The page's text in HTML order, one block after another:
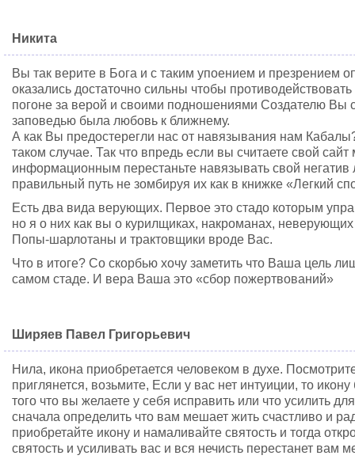
Никита
Вы так верите в Бога и с таким упоением и презрением
оказались достаточно сильны чтобы
погоне за верой и своими подношениями Создателю Вы
заповедью была любовь к ближнему.
А как Вы предостерегли нас от навязывания нам
таком случае. Так что впредь если вы считаете свой
информационным перестаньте навязывать свой
правильный путь не зомбируя их как в книжке «Легкий
Есть два вида верующих. Первое это стадо которым
но я о них как вы о курилщиках, накроманах,
Попы-шарлотаны и трактовщики вроде Вас.
Что в итоге? Со скорбью хочу заметить что Ваша цель
самом стаде. И вера Ваша это «сбор пожертвований»
Ширяев Павел Григорьевич
Нила, икона приобретается человеком в духе.
приглянется, возьмите, Если у вас нет интуиции, то
того что вы желаете у себя исправить или что усилить
сначала определить что вам мешает жить счастливо и
приобретайте икону и намаливайте святость и тогда
святость и усиливать вас и вся нечисть перестанет вам